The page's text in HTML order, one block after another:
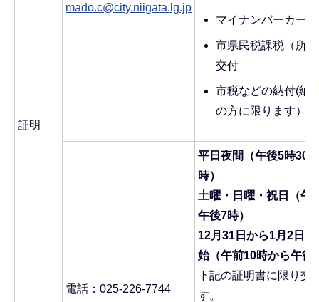
証明
mado.c@city.niigata.lg.jp
マイナンバーカード
市県民税課税（所
交付
市税などの納付(納
の方に限ります）
電話：025-226-7744
平日夜間（午後5時30
時）
土曜・日曜・祝日（午
午後7時）
12月31日から1月2日
始（午前10時から午後
下記の証明書に限り交
す。